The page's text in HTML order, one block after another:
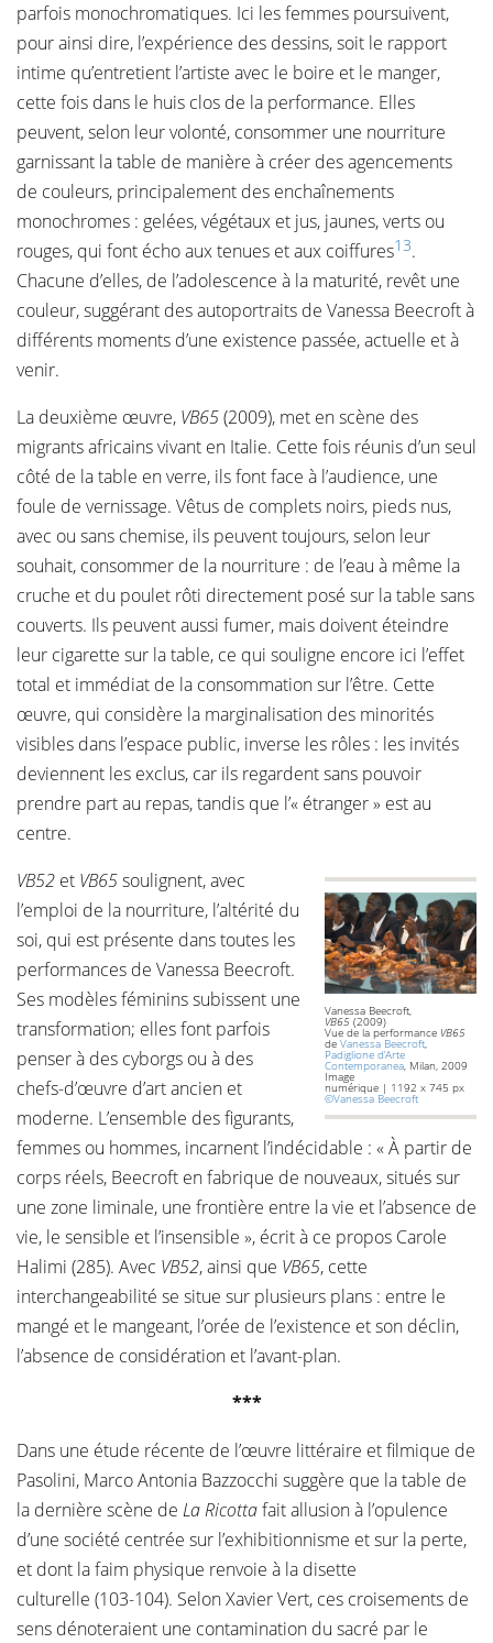
parfois monochromatiques. Ici les femmes poursuivent,
pour ainsi dire, l’expérience des dessins, soit le rapport
intime qu’entretient l’artiste avec le boire et le manger,
cette fois dans le huis clos de la performance. Elles
peuvent, selon leur volonté, consommer une nourriture
garnissant la table de manière à créer des agencements
de couleurs, principalement des enchaînements
monochromes : gelées, végétaux et jus, jaunes, verts ou
rouges, qui font écho aux tenues et aux coiffures13.
Chacune d’elles, de l’adolescence à la maturité, revêt une
couleur, suggérant des autoportraits de Vanessa Beecroft à
différents moments d’une existence passée, actuelle et à
venir.
La deuxième œuvre, VB65(2009), met en scène des
migrants africains vivant en Italie. Cette fois réunis d’un seul
côté de la table en verre, ils font face à l’audience, une
foule de vernissage. Vêtus de complets noirs, pieds nus,
avec ou sans chemise, ils peuvent toujours, selon leur
souhait, consommer de la nourriture : de l’eau à même la
cruche et du poulet rôti directement posé sur la table sans
couverts. Ils peuvent aussi fumer, mais doivent éteindre
leur cigarette sur la table, ce qui souligne encore ici l’effet
total et immédiat de la consommation sur l’être. Cette
œuvre, qui considère la marginalisation des minorités
visibles dans l’espace public, inverse les rôles : les invités
deviennent les exclus, car ils regardent sans pouvoir
prendre part au repas, tandis que l’« étranger » est au
centre.
Vanessa Beecroft,
VB65 (2009)
Vue de la performance VB65
deVanessa Beecroft,
Padiglione d’Arte
Contemporanea, Milan, 2009
Image
numérique | 1192 x 745 px
©Vanessa Beecroft
VB52 et VB65soulignent, avec
l’emploi de la nourriture, l’altérité du
soi, qui est présente dans toutes les
performances de Vanessa Beecroft.
Ses modèles féminins subissent une
transformation; elles font parfois
penser à des cyborgs ou à des
chefs-d’œuvre d’art ancien et
moderne. L’ensemble des figurants,
femmes ou hommes, incarnent l’indécidable : « À partir de
corps réels, Beecroft en fabrique de nouveaux, situés sur
une zone liminale, une frontière entre la vie et l’absence de
vie, le sensible et l’insensible », écrit à ce propos Carole
Halimi (285). Avec VB52, ainsi que VB65, cette
interchangeabilité se situe sur plusieurs plans : entre le
mangé et le mangeant, l’orée de l’existence et son déclin,
l’absence de considération et l’avant-plan.
***
Dans une étude récente de l’œuvre littéraire et filmique de
Pasolini, Marco Antonia Bazzocchi suggère que la table de
la dernière scène de La Ricottafait allusion à l’opulence
d’une société centrée sur l’exhibitionnisme et sur la perte,
et dont la faim physique renvoie à la disette
culturelle (103-104). Selon Xavier Vert, ces croisements de
sens dénoteraient une contamination du sacré par le